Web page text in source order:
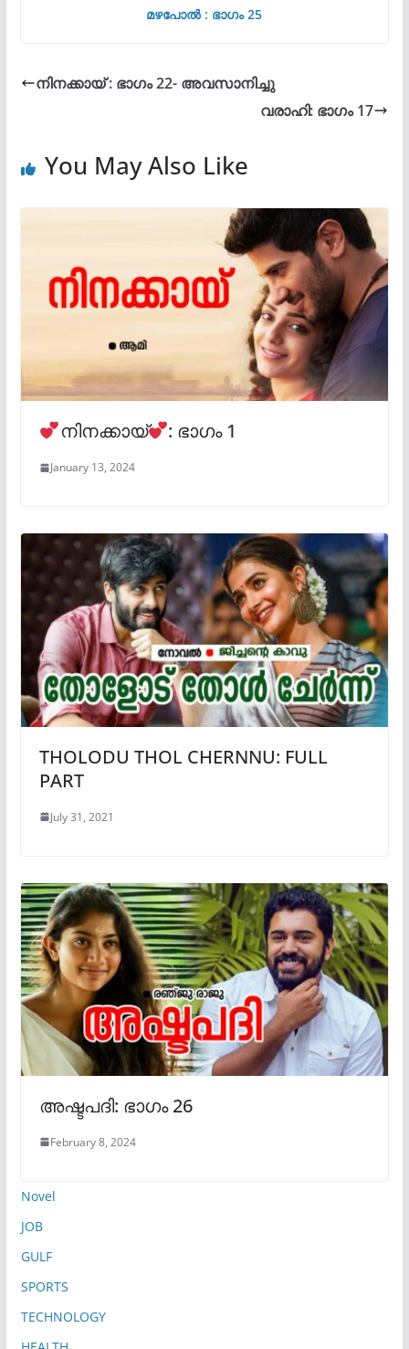
മഴപോൽ : ഭാഗം 25
നിനക്കായ്‌ : ഭാഗം 22- അവസാനിച്ചു
വരാഹി: ഭാഗം 17
You May Also Like
നിനക്കായ്‌ : ഭാഗം 1
January 13, 2024
THOLODU THOL CHERNNU: FULL
PART
July 31, 2021
അഷ്ടപദി: ഭാഗം 26
February 8, 2024
Novel
JOB
GULF
SPORTS
TECHNOLOGY